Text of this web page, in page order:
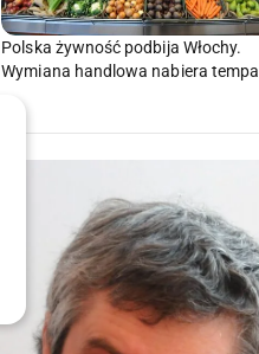
Polska żywność podbija Włochy.
Wymiana handlowa nabiera tempa